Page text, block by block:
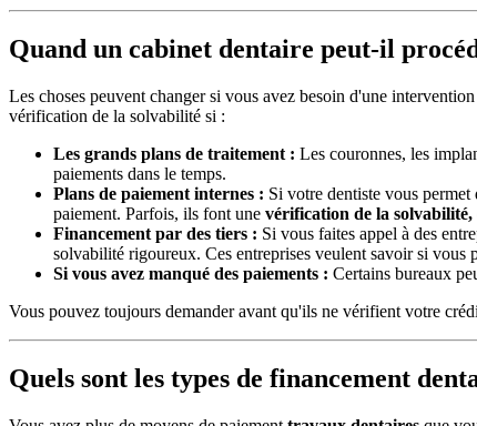
Quand un cabinet dentaire peut-il
Les choses peuvent changer si vous avez besoin d'une
vérification de la solvabilité si :
Les grands plans de traitement : Les couronnes, les
paiements dans le temps.
Plans de paiement internes : Si votre dentiste vous
paiement. Parfois, ils font une vérification de la solvabilité,
Financement par des tiers : Si vous faites appel à des
solvabilité rigoureux. Ces entreprises veulent savoir si vous
Si vous avez manqué des paiements : Certains bureaux
Vous pouvez toujours demander avant qu'ils ne vérifient votre
Quels sont les types de financement